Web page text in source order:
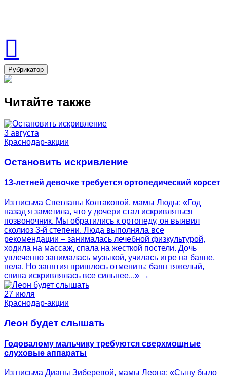
Рубрикатор
Читайте также
3 августа
Краснодар-акции
Остановить искривление
13-летней девочке требуется ортопедический корсет
Из письма Светланы Колтаковой, мамы Люды: «Год
назад я заметила, что у дочери стал искривляться
позвоночник. Мы обратились к ортопеду, он выявил
сколиоз 3-й степени. Люда выполняла все
рекомендации – занималась лечебной физкультурой,
ходила на массаж, спала на жесткой постели. Дочь
увлеченно занималась музыкой, училась игре на баяне,
пела. Но занятия пришлось отменить: баян тяжелый,
спина искривлялась все сильнее...» →
27 июля
Краснодар-акции
Леон будет слышать
Годовалому мальчику требуются сверхмощные
слуховые аппараты
Из письма Дианы Зиберевой, мамы Леона: «Сыну было